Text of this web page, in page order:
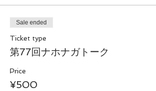
Sale ended
Ticket type
第77回ナホナガトーク
Price
¥500